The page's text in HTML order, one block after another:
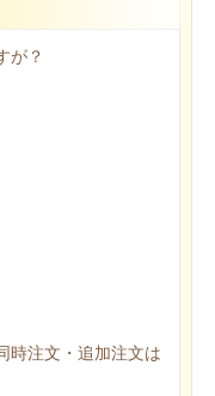
が？
時注文・追加注文は